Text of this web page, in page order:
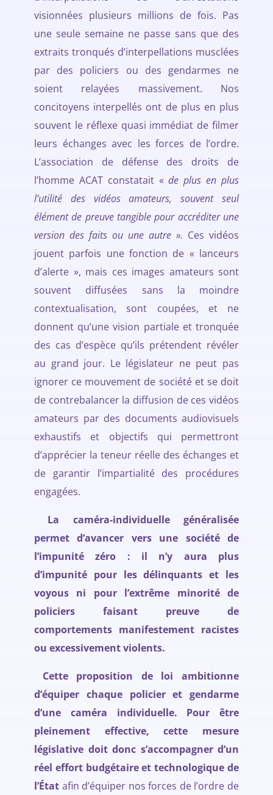
visionnées plusieurs millions de fois. Pas
une seule semaine ne passe sans que des
extraits tronqués d’interpellations musclées
par des policiers ou des gendarmes ne
soient relayées massivement. Nos
concitoyens interpellés ont de plus en plus
souvent le réflexe quasi immédiat de filmer
leurs échanges avec les forces de l’ordre.
L’association de défense des droits de
l’homme ACAT constatait «de plus en plus
l’utilité des vidéos amateurs, souvent seul
élément de preuve tangible pour accréditer une
version des faits ou une autre ». Ces vidéos
jouent parfois une fonction de « lanceurs
d’alerte », mais ces images amateurs sont
souvent diffusées sans la moindre
contextualisation, sont coupées, et ne
donnent qu’une vision partiale et tronquée
des cas d’espèce qu’ils prétendent révéler
au grand jour. Le législateur ne peut pas
ignorer ce mouvement de société et se doit
de contrebalancer la diffusion de ces vidéos
amateurs par des documents audiovisuels
exhaustifs et objectifs qui permettront
d’apprécier la teneur réelle des échanges et
de garantir l’impartialité des procédures
engagées.
La caméra-individuelle généralisée
permet d’avancer vers une société de
l’impunité zéro : il n’y aura plus
d’impunité pour les délinquants et les
voyous ni pour l’extrême minorité de
policiers faisant preuve de
comportements manifestement racistes
ou excessivement violents.
Cette proposition de loi ambitionne
d’équiper chaque policier et gendarme
d’une caméra individuelle. Pour être
pleinement effective, cette mesure
législative doit donc s’accompagner d’un
réel effort budgétaire et technologique de
l’État afin d’équiper nos forces de l’ordre de